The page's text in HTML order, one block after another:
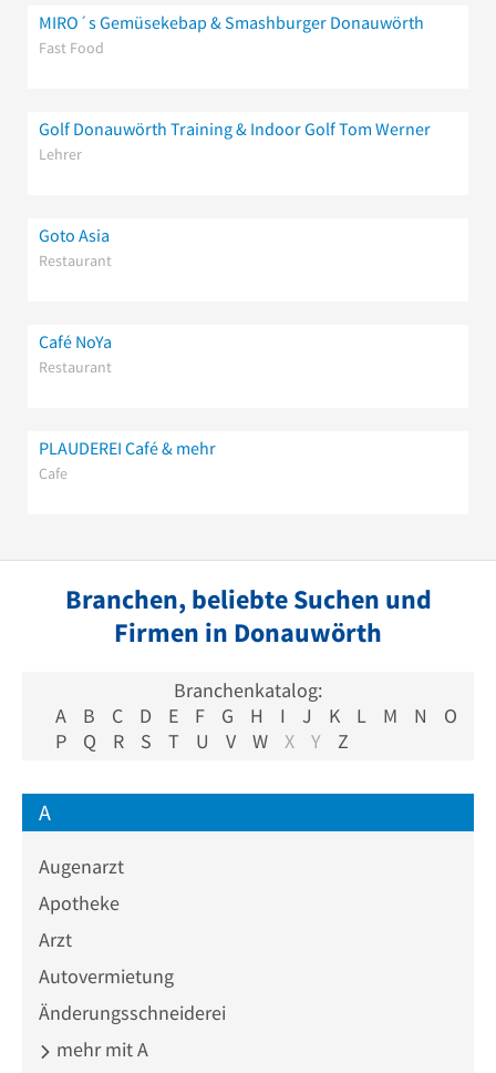
MIRO´s Gemüsekebap & Smashburger Donauwörth
Fast Food
Golf Donauwörth Training & Indoor Golf Tom Werner
Lehrer
Goto Asia
Restaurant
Café NoYa
Restaurant
PLAUDEREI Café & mehr
Cafe
Branchen, beliebte Suchen und
Firmen in Donauwörth
Branchenkatalog:
A
B C D E F G H I J K L M N
O
P
Q R S T U V W X Y Z
A
Augenarzt
Apotheke
Arzt
Autovermietung
Änderungsschneiderei
mehr mit A